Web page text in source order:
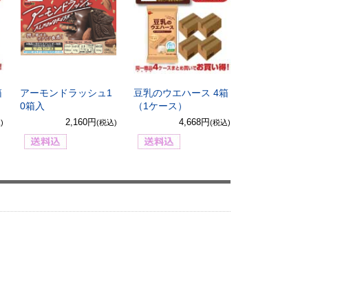
アーモンドラッシュ1
0箱入
2,160円(税込)
豆乳のウエハース 4箱
（1ケース）
4,668円(税込)